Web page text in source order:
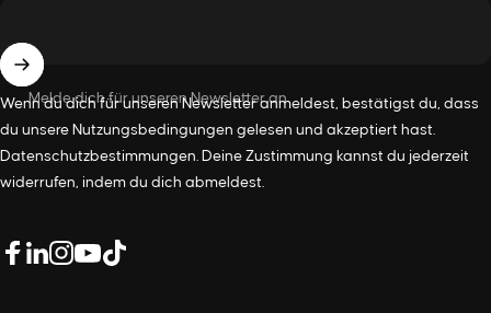
Melde dich für unseren Newsletter an
Wenn du dich für unseren Newsletter anmeldest, bestätigst du, dass
du unsere Nutzungsbedingungen gelesen und akzeptiert hast.
Datenschutzbestimmungen . Deine Zustimmung kannst du jederzeit
widerrufen, indem du dich abmeldest.